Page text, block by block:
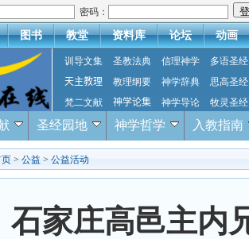
密码：
图书 教堂 资料库 论坛 动画
训导文集 圣教法典 信理神学
多语圣经
天主教理
教理纲要 神学辞典
思高圣经
梵二文献
神学论集 神学导论 牧灵圣经
圣经园地 神学哲学 入教指南
> 公益 > 公益活动
石家庄高邑主内